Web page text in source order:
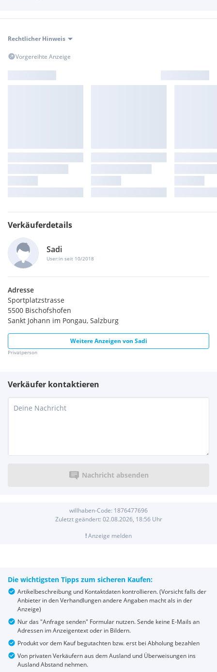
Rechtlicher Hinweis
Vorgereihte Anzeige
Verkäuferdetails
Sadi
User:in seit 10/2018
Adresse
Sportplatzstrasse
5500 Bischofshofen
Sankt Johann im Pongau, Salzburg
Weitere Anzeigen von Sadi
Privatperson
Verkäufer kontaktieren
Nachricht absenden
willhaben-Code: 1876477696
Zuletzt geändert: 02.08.2026, 18:56Uhr
!Anzeige melden
Die wichtigsten Tipps zum sicheren Kaufen:
Artikelbeschreibung und Kontaktdaten kontrollieren. (Vorsicht falls der
Anbieter in den Verhandlungen andere Angaben macht als in der
Anzeige)
Nur das "Anfrage senden" Formular nutzen. Sende keine E-Mails an
Adressen im Anzeigentext oder in Bildern.
Produkt vor dem Kauf begutachten bzw. erst bei Abholung bezahlen
Von privaten Verkäufern aus dem Ausland und Überweisungen ins
Ausland Abstand nehmen.